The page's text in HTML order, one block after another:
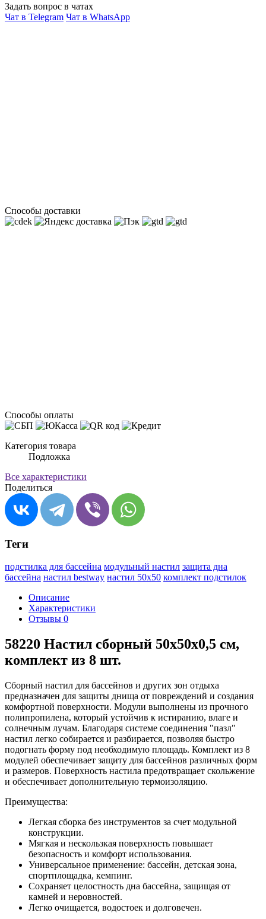
Задать вопрос в чатах
Чат в Telegram Чат в WhatsApp
Способы доставки
Способы оплаты
Категория товара
Подложка
Все характеристики
Поделиться
Теги
подстилка для бассейна модульный настил защита дна
бассейна настил bestway настил 50х50 комплект подстилок
Описание
Характеристики
Отзывы 0
58220 Настил сборный 50х50х0,5 см,
комплект из 8 шт.
Сборный настил для бассейнов и других зон отдыха
предназначен для защиты днища от повреждений и создания
комфортной поверхности. Модули выполнены из прочного
полипропилена, который устойчив к истиранию, влаге и
солнечным лучам. Благодаря системе соединения "пазл"
настил легко собирается и разбирается, позволяя быстро
подогнать форму под необходимую площадь. Комплект из 8
модулей обеспечивает защиту для бассейнов различных форм
и размеров. Поверхность настила предотвращает скольжение
и обеспечивает дополнительную термоизоляцию.
Преимущества:
Легкая сборка без инструментов за счет модульной
конструкции.
Мягкая и нескользкая поверхность повышает
безопасность и комфорт использования.
Универсальное применение: бассейн, детская зона,
спортплощадка, кемпинг.
Сохраняет целостность дна бассейна, защищая от
камней и неровностей.
Легко очищается, водостоек и долговечен.